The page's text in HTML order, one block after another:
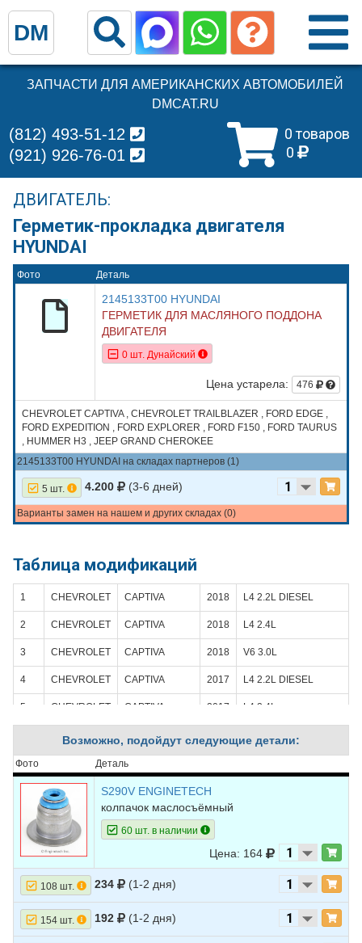
ЗАПЧАСТИ ДЛЯ АМЕРИКАНСКИХ АВТОМОБИЛЕЙ
DMCAT.RU
0 товаров
0
(812) 493-51-12
(921) 926-76-01
ДВИГАТЕЛЬ:
Герметик-прокладка двигателя
HYUNDAI
Фото Деталь
2145133T00 HYUNDAI
ГЕРМЕТИК ДЛЯ МАСЛЯНОГО ПОДДОНА
ДВИГАТЕЛЯ
0 шт. Дунайский
Цена устарела: 476
CHEVROLET CAPTIVA , CHEVROLET TRAILBLAZER , FORD EDGE ,
FORD EXPEDITION , FORD EXPLORER , FORD F150 , FORD TAURUS
, HUMMER H3 , JEEP GRAND CHEROKEE
2145133T00 HYUNDAI на складах партнеров (1)
5 шт. 4.200 (3-6 дней)
Варианты замен на нашем и других складах (0)
Таблица модификаций
1 CHEVROLET CAPTIVA 2018 L4 2.2L DIESEL
2 CHEVROLET CAPTIVA 2018 L4 2.4L
3 CHEVROLET CAPTIVA 2018 V6 3.0L
4 CHEVROLET CAPTIVA 2017 L4 2.2L DIESEL
5 CHEVROLET CAPTIVA 2017 L4 2.4L
CHEVROLET CAPTIVA
7 CHEVROLET CAPTIVA
CHEVROLET CAPTIVA 2016
CHEVROLET CAPTIVA 2016
CHEVROLET L4 2.2L DIESEL
11 CHEVROLET CAPTIVA 2015 L4 2.4L
12 CHEVROLET CAPTIVA 2015 V6 3.0L
13 CHEVROLET CAPTIVA L4 2.2L DIESEL
Возможно, подойдут следующие детали:
Фото Деталь
S290V ENGINETECH
колпачок маслосъёмный
60 шт. в наличии
Цена: 164
108 шт. 234 (1-2 дня)
154 шт. 192 (1-2 дня)
DM